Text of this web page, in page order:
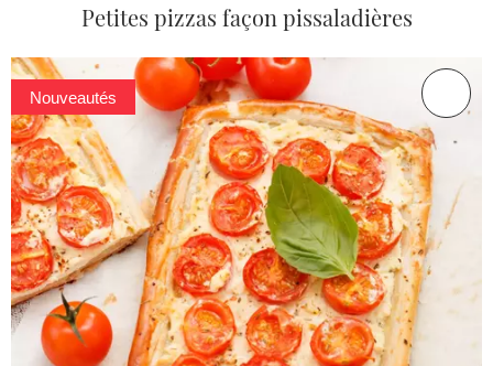
Petites pizzas façon pissaladières
Nouveautés